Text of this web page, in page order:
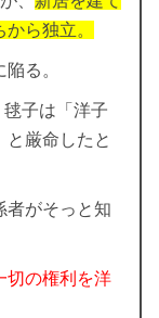
から独立。
陥る。
毬子は「 洋子
と厳命したと
者がそっと知
切の権利を洋